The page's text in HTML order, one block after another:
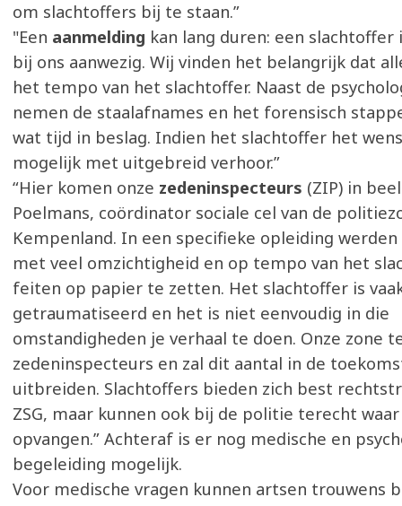
om slachtoffers bij te staan.”
"Een aanmelding kan lang duren: een slachtoffer
bij ons aanwezig. Wij vinden het belangrijk dat
het tempo van het slachtoffer. Naast de
nemen de staalafnames en het forensisch
wat tijd in beslag. Indien het slachtoffer het
mogelijk met uitgebreid verhoor.”
“Hier komen onze zedeninspecteurs (ZIP) in
Poelmans, coördinator sociale cel van de
Kempenland. In een specifieke opleiding
met veel omzichtigheid en op tempo van het
feiten op papier te zetten. Het slachtoffer is
getraumatiseerd en het is niet eenvoudig in die
omstandigheden je verhaal te doen. Onze zone
zedeninspecteurs en zal dit aantal in de
uitbreiden. Slachtoffers bieden zich best
ZSG, maar kunnen ook bij de politie terecht
opvangen.” Achteraf is er nog medische en
begeleiding mogelijk.
Voor medische vragen kunnen artsen trouwens